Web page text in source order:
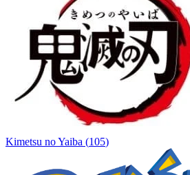
Kimetsu no Yaiba (105)